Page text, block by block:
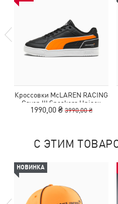
Кроссовки McLAREN RACING
Caven III Sneakers Unisex
1990,00 ₴ 3990,00 ₴
С ЭТИМ
НОВИНКА